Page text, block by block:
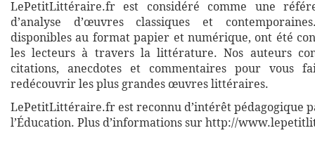
LePetitLittéraire.fr est considéré comme une
d’analyse d’œuvres classiques et
disponibles au format papier et numérique, ont été
les lecteurs à travers la littérature. Nos auteurs
citations, anecdotes et commentaires pour vous
redécouvrir les plus grandes œuvres littéraires.
LePetitLittéraire.fr est reconnu d’intérêt pédagogique
l’Éducation. Plus d’informations sur http://